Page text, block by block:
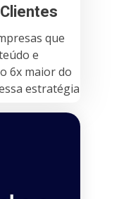
que
e
6x maior do
estratégia